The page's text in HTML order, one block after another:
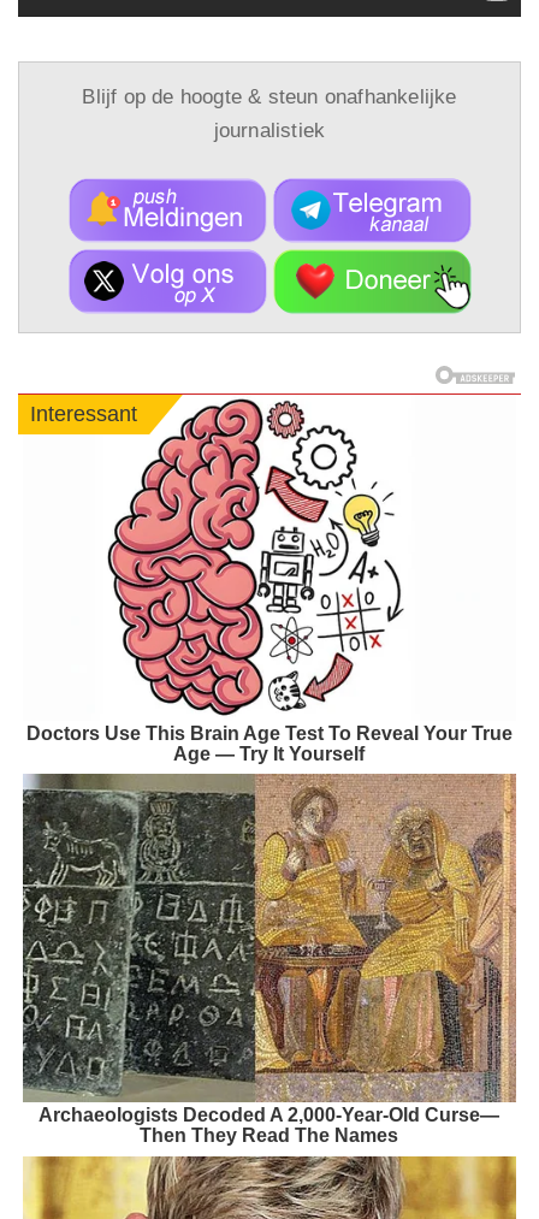
Blijf op de hoogte & steun onafhankelijke
journalistiek
Interessant
Doctors Use This Brain Age Test To Reveal Your True
Age — Try It Yourself
Archaeologists Decoded A 2,000-Year-Old Curse—
Then They Read The Names